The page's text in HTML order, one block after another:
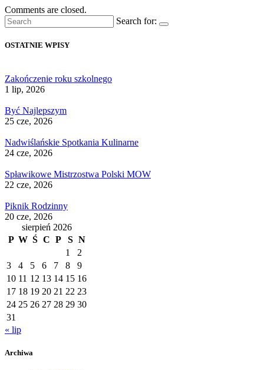
Comments are closed.
Search for:
OSTATNIE WPISY
Zakończenie roku szkolnego
1 lip, 2026
Być Najlepszym
25 cze, 2026
Nadwiślańskie Spotkania Kulinarne
24 cze, 2026
Spławikowe Mistrzostwa Polski MOW
22 cze, 2026
Piknik Rodzinny
20 cze, 2026
sierpień 2026
P W Ś C P S N
1
2
3
4 5 6 7 8
9
10 11 12 13 14 15 16
17 18 19 20 21 22 23
24 25 26 27 28 29 30
31
« lip
Archiwa